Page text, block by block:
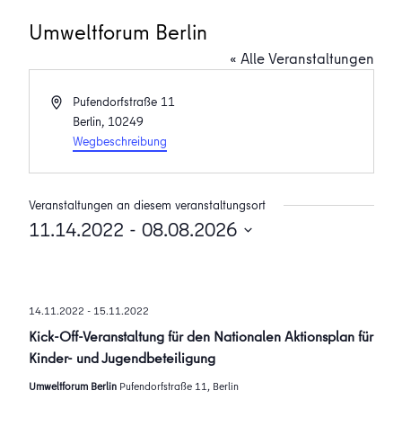
Umweltforum Berlin
« Alle Veranstaltungen
AdressePufendorfstraße 11
Berlin, 10249
Wegbeschreibung
Veranstaltungen an diesem veranstaltungsort
11.14.2022 - 08.08.2026
Kick-Off-Veranstaltung für den Nationalen Aktionsplan für
Kinder- und Jugendbeteiligung
14.11.2022 - 15.11.2022
Umweltforum Berlin Pufendorfstraße 11, Berlin